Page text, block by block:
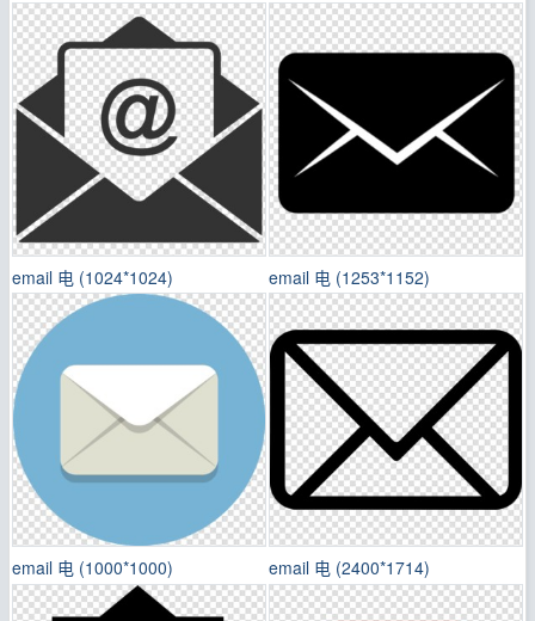
email 电 (1024*1024) email 电 (1253*1152)
email 电 (1000*1000) email 电 (2400*1714)